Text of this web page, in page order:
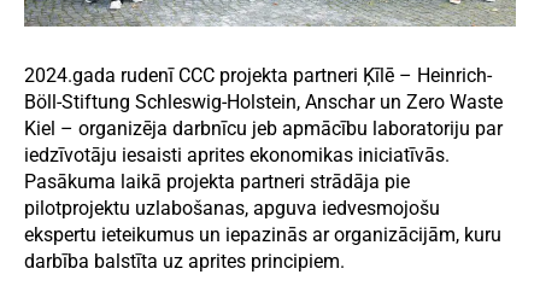
2024.gada rudenī CCC projekta partneri Ķīlē – Heinrich-
Böll-Stiftung Schleswig-Holstein, Anschar un Zero Waste
Kiel – organizēja darbnīcu jeb apmācību laboratoriju par
iedzīvotāju iesaisti aprites ekonomikas iniciatīvās.
Pasākuma laikā projekta partneri strādāja pie
pilotprojektu uzlabošanas, apguva iedvesmojošu
ekspertu ieteikumus un iepazinās ar organizācijām, kuru
darbība balstīta uz aprites principiem.